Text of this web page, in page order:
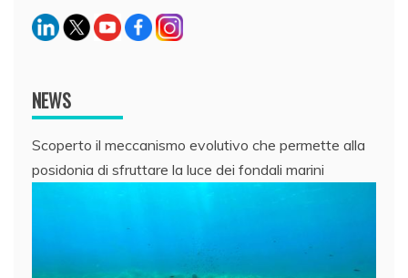
NEWS
Scoperto il meccanismo evolutivo che permette alla
posidonia di sfruttare la luce dei fondali marini